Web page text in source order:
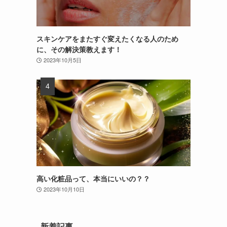
スキンケアをまたすぐ変えたくなる人のため
に、その解決策教えます！
2023年10月5日
高い化粧品って、本当にいいの？？
2023年10月10日